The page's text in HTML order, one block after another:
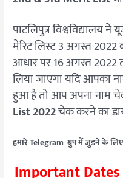
पाटलिपुत्र विश्वविद्यालय
मेरिट लिस्ट 3 अगस्त 2022
आधार पर 16 अगस्त
लिया जाएगा यदि आपका
हुआ है तो आप अपना नाम
List 2022चेक करने का
हमारे Telegram ग्रुप में जुड़ने के
Important